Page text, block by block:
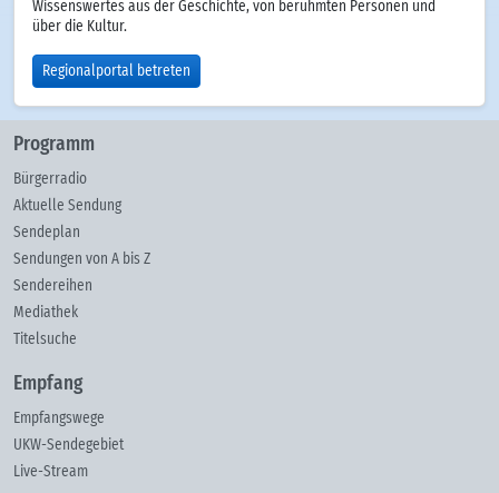
Wissenswertes aus der Geschichte, von berühmten Personen und
über die Kultur.
Regionalportal betreten
Programm
Bürgerradio
Aktuelle Sendung
Sendeplan
Sendungen von A bis Z
Sendereihen
Mediathek
Titelsuche
Empfang
Empfangswege
UKW-Sendegebiet
Live-Stream